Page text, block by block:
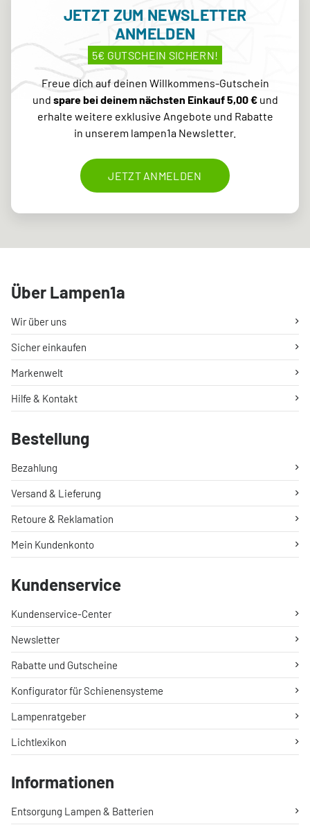
JETZT ZUM NEWSLETTER
ANMELDEN
5€ GUTSCHEIN SICHERN!
Freue dich auf deinen Willkommens-Gutschein
und spare bei deinem nächsten Einkauf 5,00 €und
erhalte weitere exklusive Angebote und Rabatte
in unserem lampen1a Newsletter.
JETZT ANMELDEN
Über Lampen1a
Wir über uns
Sicher einkaufen
Markenwelt
Hilfe & Kontakt
Bestellung
Bezahlung
Versand & Lieferung
Retoure & Reklamation
Mein Kundenkonto
Kundenservice
Kundenservice-Center
Newsletter
Rabatte und Gutscheine
Konfigurator für Schienensysteme
Lampenratgeber
Lichtlexikon
Informationen
Entsorgung Lampen & Batterien